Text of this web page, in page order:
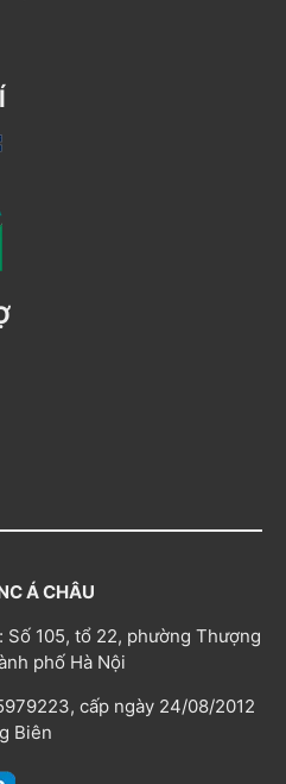
Á CHÂU
105, tổ 22, phường Thượng
phố Hà Nội
cấp ngày 24/08/2012
Biên